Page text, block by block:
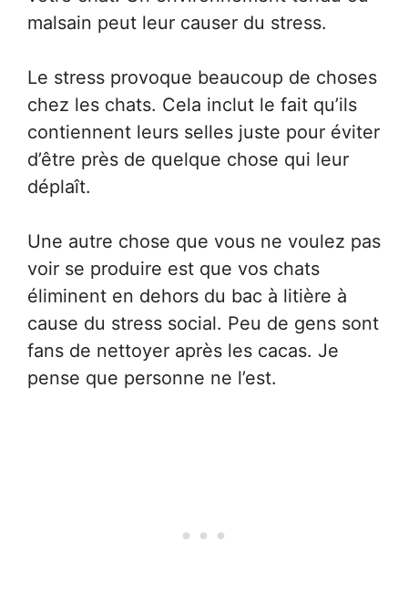
malsain peut leur causer du stress.
Le stress provoque beaucoup de choses
chez les chats. Cela inclut le fait qu’ils
contiennent leurs selles juste pour éviter
d’être près de quelque chose qui leur
déplaît.
Une autre chose que vous ne voulez pas
voir se produire est que vos chats
éliminent en dehors du bac à litière à
cause du stress social. Peu de gens sont
fans de nettoyer après les cacas. Je
pense que personne ne l’est.